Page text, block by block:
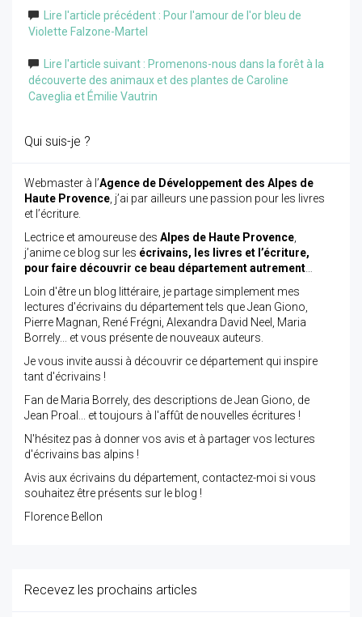
Lire l'article précédent : Pour l'amour de l'or bleu de
Violette Falzone-Martel
Lire l'article suivant : Promenons-nous dans la forêt à la
découverte des animaux et des plantes de Caroline
Caveglia et Émilie Vautrin
Qui suis-je ?
Webmaster à l’Agence de Développement des Alpes de
Haute Provence , j’ai par ailleurs une passion pour les livres
et l’écriture.
Lectrice et amoureuse des Alpes de Haute Provence
j’anime ce blog sur les écrivains, les livres et l’écriture,
pour faire découvrir ce beau département autrement
Loin d'être un blog littéraire, je partage simplement mes
lectures d'écrivains du département tels que Jean Giono,
Pierre Magnan, René Frégni, Alexandra David Neel, Maria
Borrely... et vous présente de nouveaux auteurs.
Je vous invite aussi à découvrir ce département qui inspire
tant d'écrivains !
Fan de Maria Borrely, des descriptions de Jean Giono, de
Jean Proal... et toujours à l'affût de nouvelles écritures !
N'hésitez pas à donner vos avis et à partager vos lectures
d'écrivains bas alpins !
Avis aux écrivains du département, contactez-moi si vous
souhaitez être présents sur le blog !
Florence Bellon
Recevez les prochains articles